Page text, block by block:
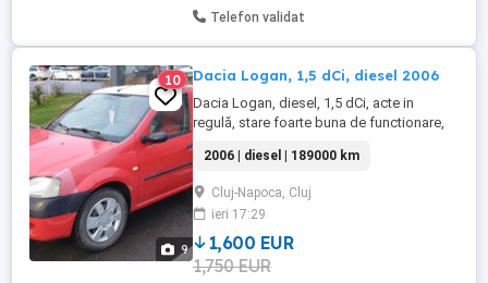
Telefon validat
9
10 Dacia Logan, 1,5 dCi, diesel 2006
Dacia Logan, diesel, 1,5 dCi, acte in
regulă, stare foarte buna de functionare,
valabil pana in 20,01,2027 Ambreiaj nou
Injectoare recondiționate recent
Consumabile, ulei si filtre noi Distributie
noua Garnitura chiuloasa noua Baterie
noua consum ...
2006 | diesel | 189000 km
Cluj-Napoca, Cluj
ieri 17:29
1,600 EUR
1,750 EUR